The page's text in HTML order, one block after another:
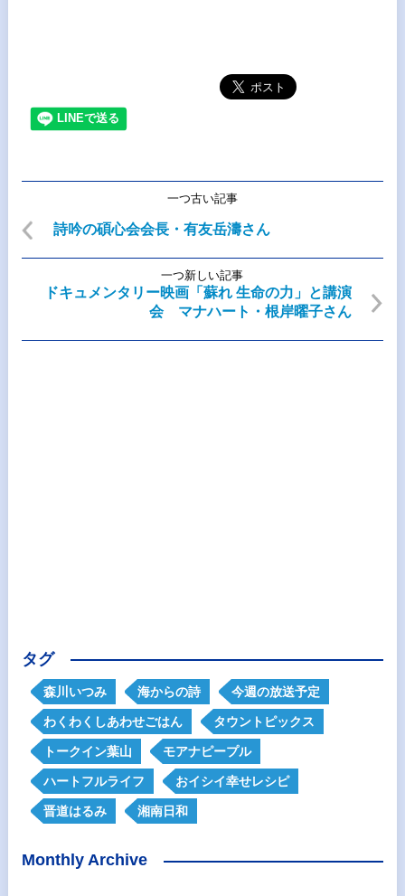
一つ古い記事
詩吟の碩心会会長・有友岳濤さん
一つ新しい記事
ドキュメンタリー映画「蘇れ 生命の力」と講演
会 マナハート・根岸曜子さん
タグ
森川いつみ 海からの詩 今週の放送予定
わくわくしあわせごはん タウントピックス
トークイン葉山 モアナピープル
ハートフルライフ おイシイ幸せレシピ
晋道はるみ 湘南日和
Monthly Archive